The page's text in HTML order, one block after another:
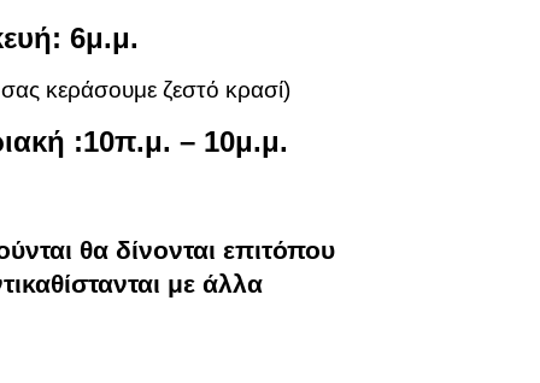
6μ.μ.
κεράσουμε ζεστό κρασί)
:10π.μ. – 10μ.μ.
θα δίνονται επιτόπου
με άλλα